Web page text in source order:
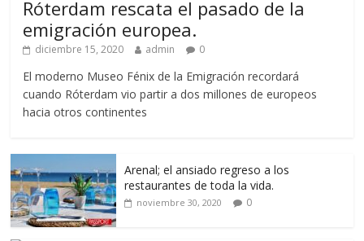
Róterdam rescata el pasado de la
emigración europea.
diciembre 15, 2020 admin 0
El moderno Museo Fénix de la Emigración recordará
cuando Róterdam vio partir a dos millones de europeos
hacia otros continentes
Arenal; el ansiado regreso a los
restaurantes de toda la vida.
noviembre 30, 2020 0